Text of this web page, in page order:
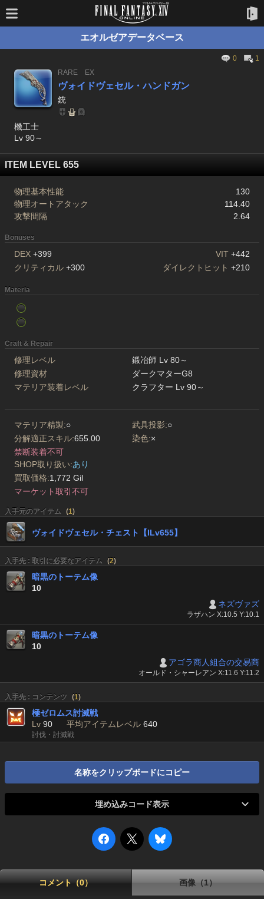
エオルゼアデータベース
0
1
RARE
EX
ヴォイドヴェセル・ハンドガン
銃
機工士
Lv 90～
ITEM LEVEL 655
物理基本性能
130
物理オートアタック
114.40
攻撃間隔
2.64
Bonuses
DEX +399 VIT +442
クリティカル +300 ダイレクトヒット +210
Materia
Craft & Repair
修理レベル
鍛冶師 Lv 80～
修理資材
ダークマターG8
マテリア装着レベル
クラフター Lv 90～
マテリア精製:○ 武具投影:○
分解適正スキル:655.00 染色:×
禁断装着不可
SHOP取り扱い:あり
買取価格:1,772 Gil
マーケット取引不可
入手元のアイテム (1)
ヴォイドヴェセル・チェスト【ILv655】
入手先 : 取引に必要なアイテム (2)
暗黒のトーテム像
10
ネズヴァズ
ラザハン X:10.5 Y:10.1
暗黒のトーテム像
10
アゴラ商人組合の交易商
オールド・シャーレアン X:11.6 Y:11.2
入手先 : コンテンツ (1)
極ゼロムス討滅戦
Lv 90 平均アイテムレベル 640
討伐・討滅戦
名称をクリップボードにコピー
埋め込みコード表示
コメント（0） 画像（1）